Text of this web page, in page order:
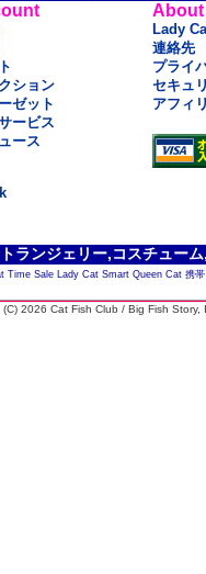
ション
ゼット
ービス
ース
About
Lady
連絡先
プライ
セキュ
アフィ
ランジェリー,コスチュー
Time Sale Lady Cat Smart Queen Cat 携
(C) 2026 Cat Fish Club / Big Fish Story,